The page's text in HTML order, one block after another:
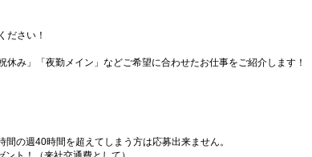
ださい！
み」「夜勤メイン」などご希望に合わせたお仕事をご紹介します！
の週40時間を超えてしまう方は応募出来ません。